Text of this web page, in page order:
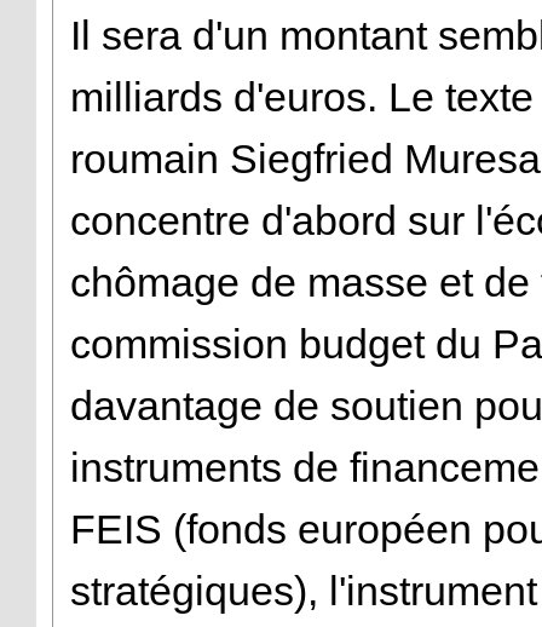
Il sera d'un montant
milliards d'euros. Le
roumain Siegfried
concentre d'abord sur
chômage de masse et de
commission budget du
davantage de soutien
instruments de
FEIS (fonds européen
stratégiques),